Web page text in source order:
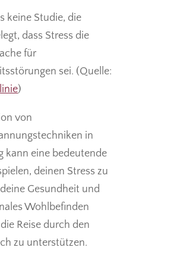
keine Studie, die
dass Stress die
für
sei. (Quelle:
)
von
in
kann eine bedeutende
deinen Stress zu
Gesundheit und
Wohlbefinden
Reise durch den
zu unterstützen.